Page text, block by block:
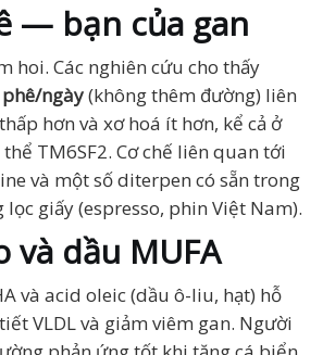
— bạn của gan
hoi. Các nghiên cứu cho thấy
ngày(không thêm đường) liên
hơn và xơ hoá ít hơn, kể cả ở
TM6SF2. Cơ chế liên quan tới
và một số diterpen có sẵn trong
lọc giấy (espresso, phin Việt Nam).
và dầu MUFA
và acid oleic (dầu ô-liu, hạt) hỗ
VLDL và giảm viêm gan. Người